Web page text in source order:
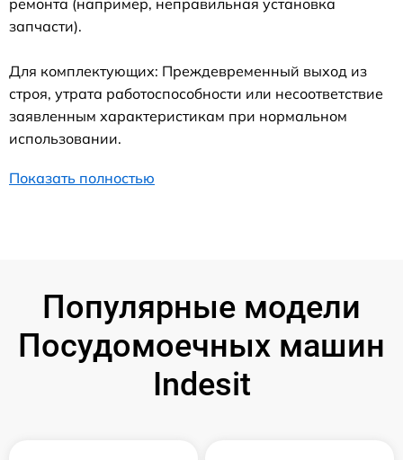
запчасти).
Для комплектующих: Преждевременный выход из
строя, утрата работоспособности или несоответствие
заявленным характеристикам при нормальном
использовании.
Показать полностью
Популярные модели
Посудомоечных машин
Indesit